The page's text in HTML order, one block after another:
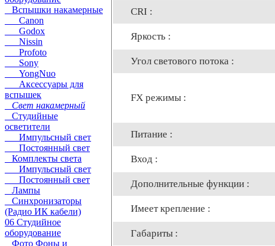
Вспышки накамерные
Canon
Godox
Nissin
Profoto
Sony
YongNuo
Аксессуары для
вспышек
Свет накамерный
Студийные
осветители
Импульсный свет
Постоянный свет
Комплекты света
Импульсный свет
Постоянный свет
Лампы
Синхронизаторы
(Радио ИК кабели)
06 Студийное
оборудование
Фото Фоны и
CRI :
Яркость :
Угол светового потока :
FX режимы :
Питание :
Вход :
Дополнительные функции :
Имеет крепление :
Габариты :